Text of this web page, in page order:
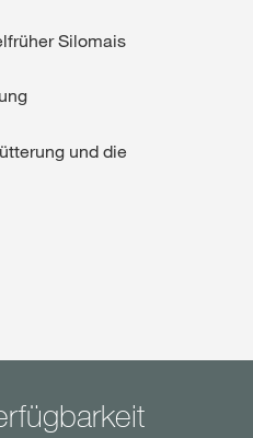
Silomais
und die